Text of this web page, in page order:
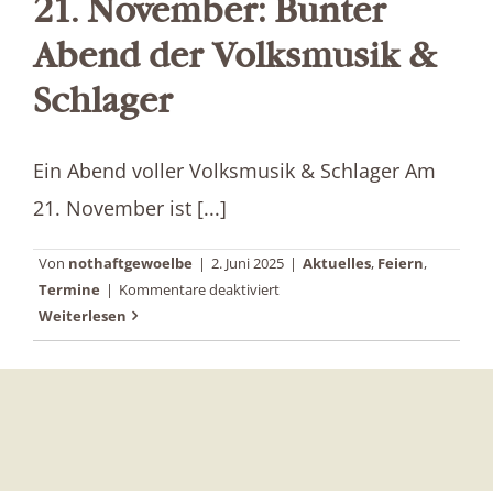
21. November: Bunter
Abend der Volksmusik &
Schlager
Ein Abend voller Volksmusik & Schlager Am
21. November ist [...]
Von nothaftgewoelbe | 2. Juni 2025 | Aktuelles, Feiern,
Termine | Kommentare deaktiviertfür
November:
Bunter
Weiterlesen